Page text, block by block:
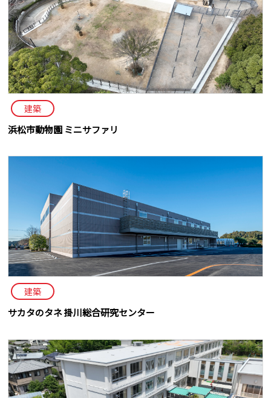
建築
浜松市動物園 ミニサファリ
建築
サカタのタネ 掛川総合研究センター